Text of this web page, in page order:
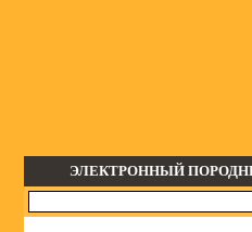
ЭЛЕКТРОННЫЙ